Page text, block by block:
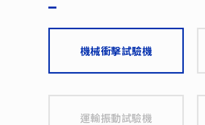
機械衝擊試驗機
運輸振動試驗機